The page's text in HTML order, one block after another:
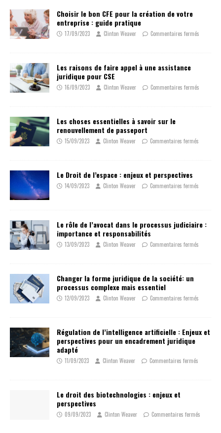
Choisir le bon CFE pour la création de votre
entreprise : guide pratique
17/09/2023 Clinton Weaver Commentaires fermés
Les raisons de faire appel à une assistance
juridique pour CSE
16/09/2023 Clinton Weaver Commentaires fermés
Les choses essentielles à savoir sur le
renouvellement de passeport
15/09/2023 Clinton Weaver Commentaires fermés
Le Droit de l’espace : enjeux et perspectives
14/09/2023 Clinton Weaver Commentaires fermés
Le rôle de l’avocat dans le processus judiciaire :
importance et responsabilités
13/09/2023 Clinton Weaver Commentaires fermés
Changer la forme juridique de la société: un
processus complexe mais essentiel
12/09/2023 Clinton Weaver Commentaires fermés
Régulation de l’intelligence artificielle : Enjeux et
perspectives pour un encadrement juridique
adapté
11/09/2023 Clinton Weaver Commentaires fermés
Le droit des biotechnologies : enjeux et
perspectives
09/09/2023 Clinton Weaver Commentaires fermés